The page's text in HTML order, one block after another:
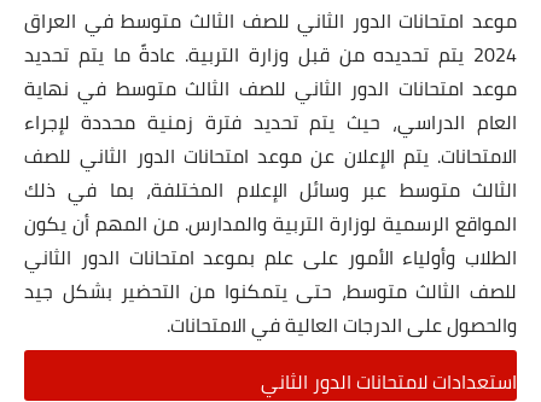
موعد امتحانات الدور الثاني للصف الثالث متوسط في العراق
2024 يتم تحديده من قبل وزارة التربية. عادةً ما يتم تحديد
موعد امتحانات الدور الثاني للصف الثالث متوسط في نهاية
العام الدراسي، حيث يتم تحديد فترة زمنية محددة لإجراء
الامتحانات. يتم الإعلان عن موعد امتحانات الدور الثاني للصف
الثالث متوسط عبر وسائل الإعلام المختلفة، بما في ذلك
المواقع الرسمية لوزارة التربية والمدارس. من المهم أن يكون
الطلاب وأولياء الأمور على علم بموعد امتحانات الدور الثاني
للصف الثالث متوسط، حتى يتمكنوا من التحضير بشكل جيد
والحصول على الدرجات العالية في الامتحانات.
استعدادات لامتحانات الدور الثاني